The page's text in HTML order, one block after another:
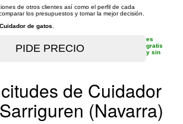
de otros clientes así como el perfil de cada
los presupuestos y tomar la mejor decisión.
Cuidador de gatos
es
gratis
y sin
de Cuidador
(Navarra)